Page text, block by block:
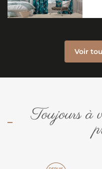
Voir
Toujours à